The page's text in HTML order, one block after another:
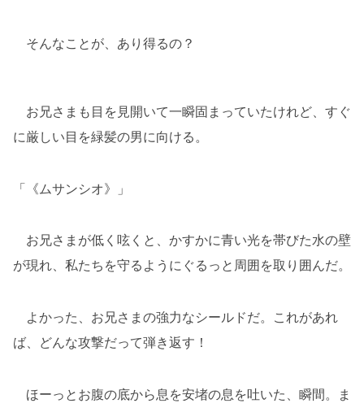
そんなことが、あり得るの？
お兄さまも目を見開いて一瞬固まっていたけれど、すぐ
に厳しい目を緑髪の男に向ける。
「《ムサンシオ》」
お兄さまが低く呟くと、かすかに青い光を帯びた水の壁
が現れ、私たちを守るようにぐるっと周囲を取り囲んだ。
よかった、お兄さまの強力なシールドだ。これがあれ
ば、どんな攻撃だって弾き返す！
ほーっとお腹の底から息を安堵の息を吐いた、瞬間。ま